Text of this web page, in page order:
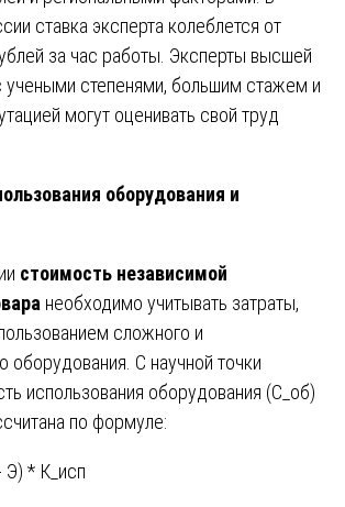
ставка эксперта колеблется от
за час работы. Эксперты высшей
учеными степенями, большим стажем и
могут оценивать свой труд
оборудования и
стоимость независимой
необходимо учитывать затраты,
сложного и
оборудования. С научной точки
использования оборудования (С_об)
по формуле:
Э) * К_исп